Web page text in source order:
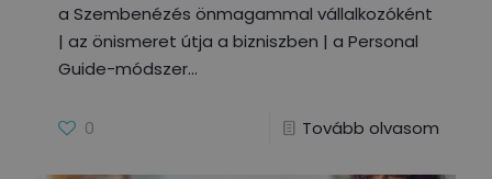
a Szembenézés önmagammal vállalkozóként
| az önismeret útja a bizniszben | a Personal
Guide-módszer
0 Tovább olvasom